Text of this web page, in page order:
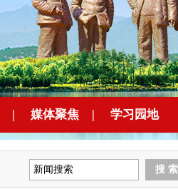
| 媒体聚焦 | 学习园地